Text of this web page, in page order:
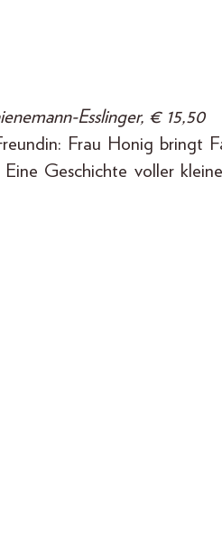
Esslinger, € 15,50
Frau Honig bringt
Geschichte voller